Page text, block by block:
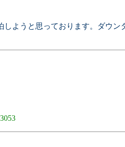
ようと思っております。ダウ